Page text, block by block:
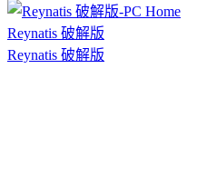
Reynatis 破解版
Reynatis 破解版